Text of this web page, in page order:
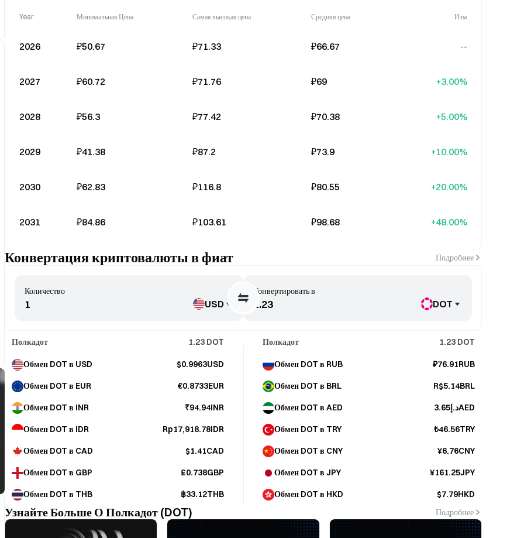
Year Минимальная Цена Самая высокая цена Средняя цена Изм
2026 ₽50.67 ₽71.33 ₽66.67 --
2027 ₽60.72 ₽71.76 ₽69 +3.00%
2028 ₽56.3 ₽77.42 ₽70.38 +5.00%
2029 ₽41.38 ₽87.2 ₽73.9 +10.00%
2030 ₽62.83 ₽116.8 ₽80.55 +20.00%
2031 ₽84.86 ₽103.61 ₽98.68 +48.00%
Конвертация криптовалюты в фиат Подробнее
Конвертировать в
DOT
Количество
USD
Полкадот 1.23 DOT
Обмен DOT в USD $0.9963USD
Обмен DOT в EUR €0.8733EUR
Обмен DOT в INR ₹94.94INR
Обмен DOT в IDR Rp17,918.78IDR
Обмен DOT в CAD $1.41CAD
Обмен DOT в GBP £0.738GBP
Обмен DOT в THB ฿33.12THB
Полкадот 1.23 DOT
Обмен DOT в RUB ₽76.91RUB
Обмен DOT в BRL R$5.14BRL
Обмен DOT в AED د.إ3.65AED
Обмен DOT в TRY ₺46.56TRY
Обмен DOT в CNY ¥6.76CNY
Обмен DOT в JPY ¥161.25JPY
Обмен DOT в HKD $7.79HKD
Узнайте Больше О Полкадот (DOT) Подробнее